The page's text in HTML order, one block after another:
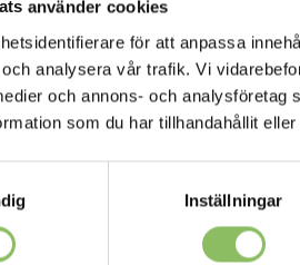
använder cookies
för att anpassa
analysera vår trafik. Vi
och annons- och
som du har tillhandahållit
Inställningar
som en extra säng eller
och tyg viktiga delar i